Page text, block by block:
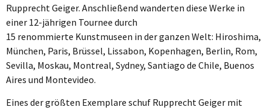
Rupprecht Geiger. Anschließend wanderten diese Werke in
einer 12-jährigen Tournee durch
15 renommierte Kunstmuseen in der ganzen Welt: Hiroshima,
München, Paris, Brüssel, Lissabon, Kopenhagen, Berlin, Rom,
Sevilla, Moskau, Montreal, Sydney, Santiago de Chile, Buenos
Aires und Montevideo.
Eines der größten Exemplare schuf Rupprecht Geiger mit